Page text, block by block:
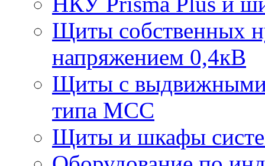
Щиты собственных
напряжением 0,4кВ
Щиты с выдвижными
типа МСС
Щиты и шкафы